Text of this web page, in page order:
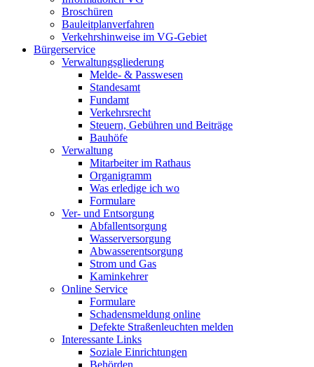
Broschüren
Bauleitplanverfahren
Verkehrshinweise im VG-Gebiet
Bürgerservice
Verwaltungsgliederung
Melde- & Passwesen
Standesamt
Fundamt
Verkehrsrecht
Steuern, Gebühren und Beiträge
Bauhöfe
Verwaltung
Mitarbeiter im Rathaus
Organigramm
Was erledige ich wo
Formulare
Ver- und Entsorgung
Abfallentsorgung
Wasserversorgung
Abwasserentsorgung
Strom und Gas
Kaminkehrer
Online Service
Formulare
Schadensmeldung online
Defekte Straßenleuchten melden
Interessante Links
Soziale Einrichtungen
Behörden